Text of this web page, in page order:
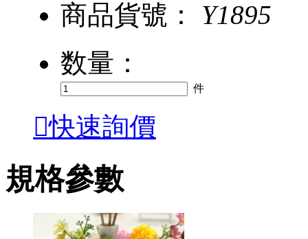
商品貨號：
Y1895
数量：
件
快速詢價
規格參數